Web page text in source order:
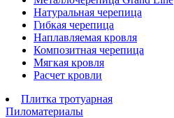
Натуральная черепица
Гибкая черепица
Наплавляемая кровля
Композитная черепица
Мягкая кровля
Расчет кровли
Плитка тротуарная
Пиломатериалы